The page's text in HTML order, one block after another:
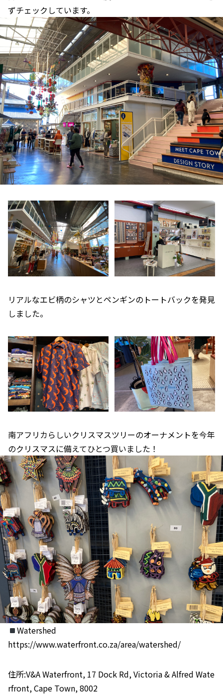
ずチェックしています。
リアルなエビ柄のシャツとペンギンのトートバックを発見
しました。
南アフリカらしいクリスマスツリーのオーナメントを今年
のクリスマスに備えてひとつ買いました！
Watershed
https://www.waterfront.co.za/area/watershed/
住所:V&A Waterfront, 17 Dock Rd, Victoria & Alfred Wate
rfront, Cape Town, 8002